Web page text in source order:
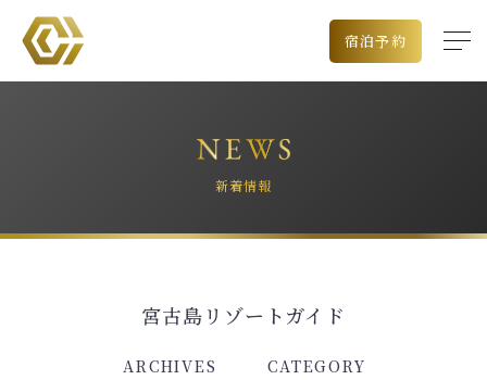
宿泊予約
新着情報
宮古島リゾートガイド
ARCHIVES CATEGORY